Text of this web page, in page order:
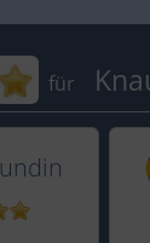
für
für